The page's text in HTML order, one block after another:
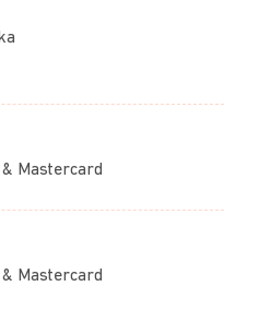
Mastercard
Mastercard